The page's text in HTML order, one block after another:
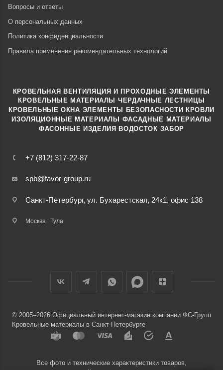
Вопросы и ответы
О персональных данных
Политика конфиденциальности
Правила применения рекомендательных технологий
+7 (812) 317-22-87
spb@favor-group.ru
Санкт-Петербург, ул. Бухарестская, 24к1, офис 138
Москва Тула
КРОВЕЛЬНАЯ ВЕНТИЛЯЦИЯ И ПРОХОДНЫЕ ЭЛЕМЕНТЫ
КРОВЕЛЬНЫЕ МАТЕРИАЛЫ ·ЧЕРДАЧНЫЕ ЛЕСТНИЦЫ
КРОВЕЛЬНЫЕ ОКНА ·ЭЛЕМЕНТЫ БЕЗОПАСНОСТИ КРОВЛИ
ИЗОЛЯЦИОННЫЕ МАТЕРИАЛЫ ·ФАСАДНЫЕ МАТЕРИАЛЫ
ФАСОННЫЕ ИЗДЕЛИЯ·ВОДОСТОК ·ЗАБОР
© 2005–2026 Официальный интернет-магазин компании ФС-Групп
Кровельные материалы в Санкт-Петербурге
Все фото и технические характеристики товаров,